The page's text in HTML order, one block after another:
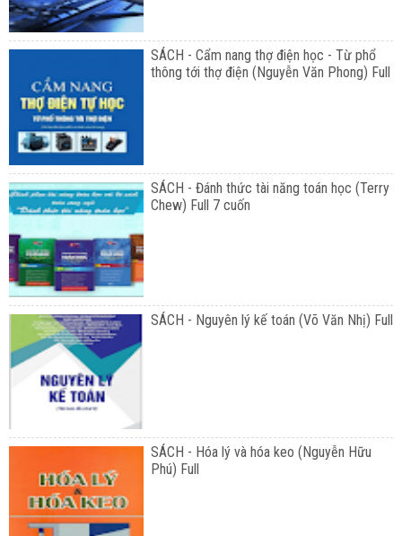
SÁCH - Cẩm nang thợ điện học - Từ phổ
thông tới thợ điện (Nguyễn Văn Phong) Full
SÁCH - Đánh thức tài năng toán học (Terry
Chew) Full 7 cuốn
SÁCH - Nguyên lý kế toán (Võ Văn Nhị) Full
SÁCH - Hóa lý và hóa keo (Nguyễn Hữu
Phú) Full